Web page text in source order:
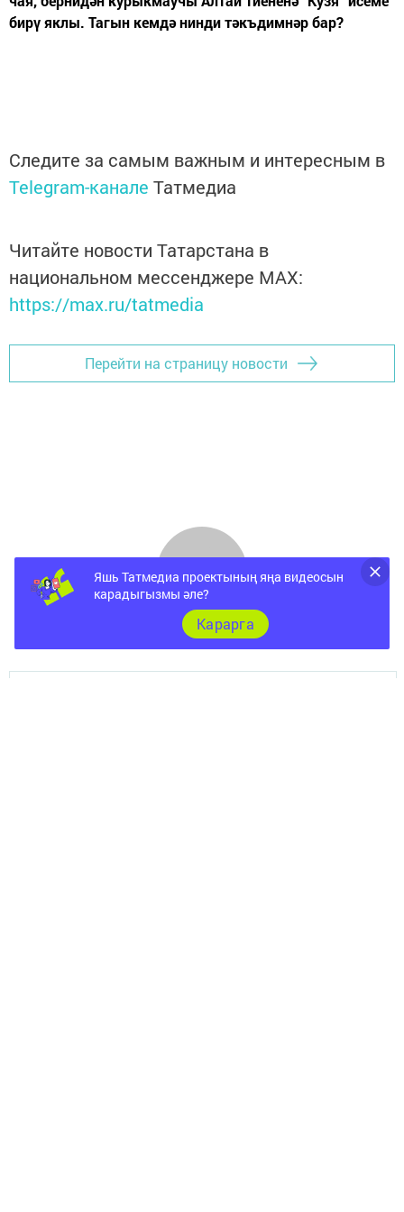
бирү яклы. Тагын кемдә нинди тәкъдимнәр бар?
Следите за самым важным и интересным в
Telegram-канале Татмедиа
Читайте новости Татарстана в
национальном мессенджере MАХ:
https://max.ru/tatmedia
Перейти на страницу новости
Яшь Татмедиа проектының яңа видеосын
карадыгызмы әле?
Карарга